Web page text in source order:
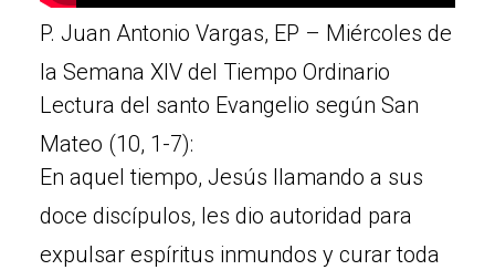
P. Juan Antonio Vargas, EP – Miércoles de
la Semana XIV del Tiempo Ordinario
Lectura del santo Evangelio según San
Mateo (10, 1-7):
En aquel tiempo, Jesús llamando a sus
doce discípulos, les dio autoridad para
expulsar espíritus inmundos y curar toda